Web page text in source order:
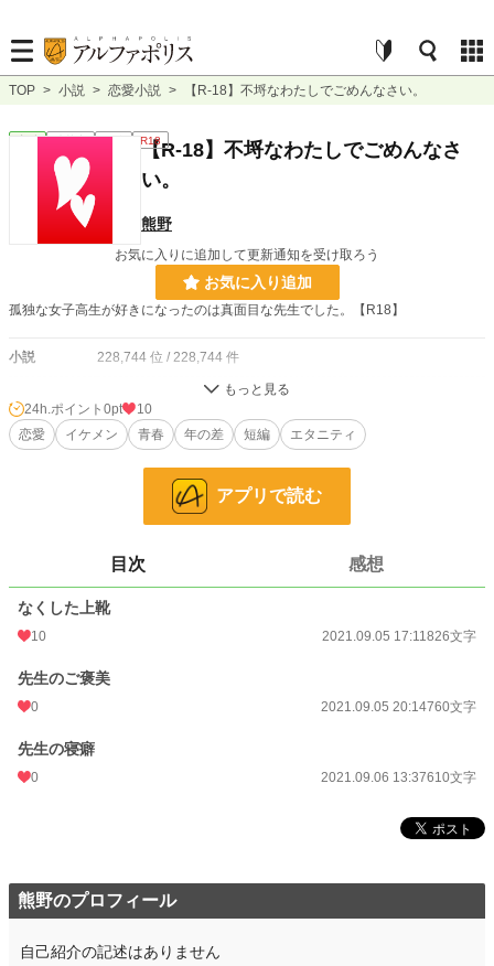
TOP > 小説 > 恋愛小説 > 【R-18】不埒なわたしでごめんなさい。
恋愛 連載中 短編 R18
【R-18】不埒なわたしでごめんなさ
い。
熊野
お気に入りに追加して更新通知を受け取ろう
お気に入り追加
孤独な女子高生が好きになったのは真面目な先生でした。【R18】
小説 228,744 位 / 228,744 件
66,364 位 / 66,364 件
お気に入り 15
初回公開日時 2021.09.05 17:11
週間ポイント
月間ポイント 28 pt (93,489 位)
年間ポイント
累計ポイント
24h.ポイント 0pt
10
恋愛
イケメン 青春 年の差 短編 エタニティ
アプリで読む
目次 感想
なくした上靴
10 2021.09.05 17:11826文字
先生のご褒美
0 2021.09.05 20:14760文字
先生の寝癖
0 2021.09.06 13:37610文字
熊野のプロフィール
自己紹介の記述はありません